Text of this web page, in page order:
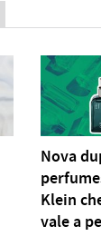
Nova
Klein
vale a